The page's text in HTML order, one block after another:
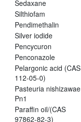
Sedaxane
Silthiofam
Pendimethalin
Silver iodide
Pencycuron
Penconazole
Pelargonic acid (CAS
112-05-0)
Pasteuria nishizawae
Pn1
Paraffin oil/(CAS
97862-82-3)